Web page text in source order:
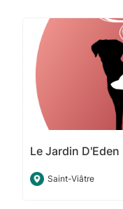
Le Jardin D'Eden
Saint-Viâtre